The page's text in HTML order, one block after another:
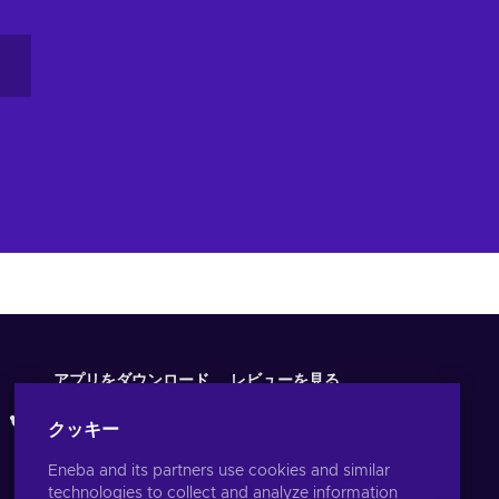
アプリをダウンロード レビューを見る
クッキー
Eneba and its partners use cookies and similar
technologies to collect and analyze information